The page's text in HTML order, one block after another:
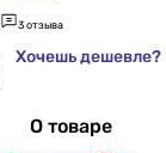
3 отзыва
Хочешь дешевле?
О товаре